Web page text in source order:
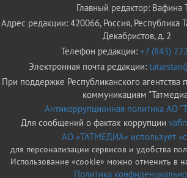
Главный редактор: Вафина
Адрес редакции: 420066, Россия, Республика
Декабристов, д. 2
Телефон редакции: +7 (843)
Электронная почта редакции:
При поддержке Республиканского агентства
коммуникациям
Антикоррупционная политика АО
Для сообщений о фактах коррупции
АО «ТАТМЕДИА» использует
для персонализации сервисов и удобства
Использование «cookie» можно отменить в
Политика